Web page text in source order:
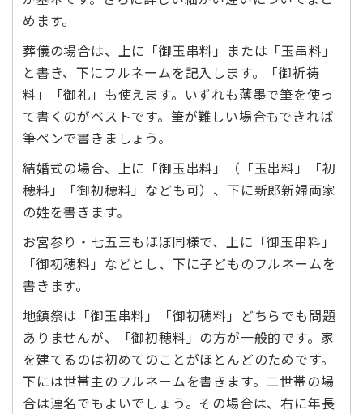
めます。
葬儀の場合は、上に「御玉串料」または「玉串料」
と書き、下にフルネームを記入します。「御祈祷
料」「御礼」も使えます。いずれも薄墨で筆を使っ
て書くのがベストです。筆が難しい場合もできれば
筆ペンで書きましょう。
結婚式の場合、上に「御玉串料」（「玉串料」「初
穂料」「御初穂料」なども可）、下に新郎新婦両家
の姓を書きます。
お宮参り・七五三もほぼ同様で、上に「御玉串料」
「御初穂料」などとし、下に子どものフルネームを
書きます。
地鎮祭は「御玉串料」「御初穂料」どちらでも問題
ありませんが、「御初穂料」の方が一般的です。家
を建てるのは初めてのことがほとんどのためです。
下には世帯主のフルネームを書きます。二世帯の場
合は連名でもよいでしょう。その場合は、右に年長